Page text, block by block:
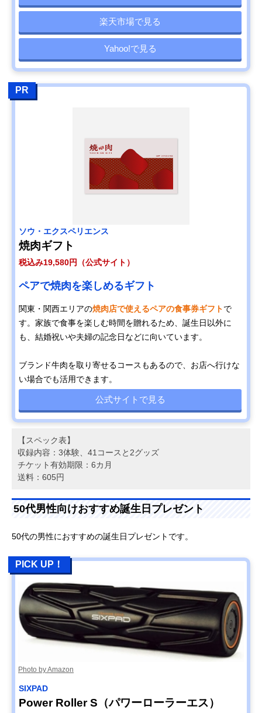
楽天市場で見る
Yahoo!で見る
PR
ソウ・エクスペリエンス
焼肉ギフト
税込み19,580円（公式サイト）
ペアで焼肉を楽しめるギフト
関東・関西エリアの焼肉店で使えるペアの食事券ギフトで
す。家族で食事を楽しむ時間を贈れるため、誕生日以外に
も、結婚祝いや夫婦の記念日などに向いています。
ブランド牛肉を取り寄せるコースもあるので、お店へ行けな
い場合でも活用できます。
公式サイトで見る
【スペック表】
収録内容：3体験、41コースと2グッズ
チケット有効期限：6カ月
送料：605円
50代男性向けおすすめ誕生日プレゼント
50代の男性におすすめの誕生日プレゼントです。
PICK UP！
Photo by Amazon
SIXPAD
Power Roller S（パワーローラーエス）